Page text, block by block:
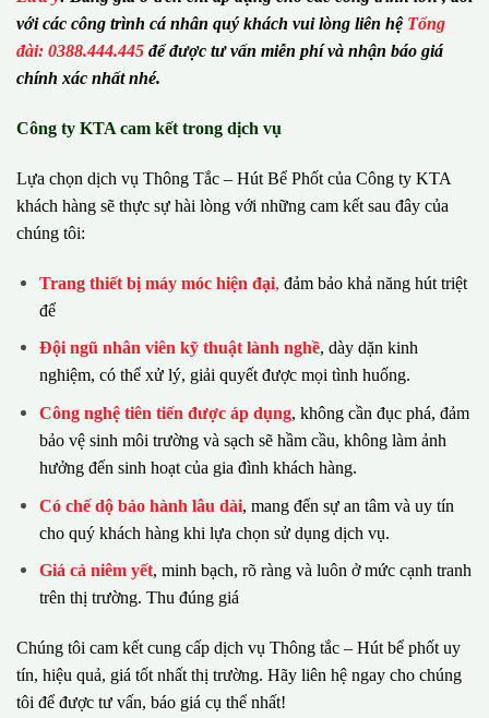
với các công trình cá nhân quý khách vui lòng liên hệ Tổng
đài: 0388.444.445 để được tư vấn miễn phí và nhận báo giá
chính xác nhất nhé.
Công ty KTA cam kết trong dịch vụ
Lựa chọn dịch vụ Thông Tắc – Hút Bể Phốt của Công ty KTA
khách hàng sẽ thực sự hài lòng với những cam kết sau đây của
chúng tôi:
Trang thiết bị máy móc hiện đại, đảm bảo khả năng hút triệt
để
Đội ngũ nhân viên kỹ thuật lành nghề, dày dặn kinh
nghiệm, có thể xử lý, giải quyết được mọi tình huống.
Công nghệ tiên tiến được áp dụng, không cần đục phá, đảm
bảo vệ sinh môi trường và sạch sẽ hầm cầu, không làm ảnh
hưởng đến sinh hoạt của gia đình khách hàng.
Có chế dộ bảo hành lâu dài, mang đến sự an tâm và uy tín
cho quý khách hàng khi lựa chọn sử dụng dịch vụ.
Giá cả niêm yết, minh bạch, rõ ràng và luôn ở mức cạnh tranh
trên thị trường. Thu đúng giá
Chúng tôi cam kết cung cấp dịch vụ Thông tắc – Hút bể phốt uy
tín, hiệu quả, giá tốt nhất thị trường. Hãy liên hệ ngay cho chúng
tôi để được tư vấn, báo giá cụ thể nhất!